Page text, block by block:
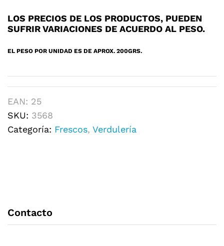
LOS PRECIOS DE LOS PRODUCTOS, PUEDEN
SUFRIR VARIACIONES DE ACUERDO AL PESO.
EL PESO POR UNIDAD ES DE APROX. 200GRS.
EAN: 25
SKU: 3568
Categoría: Frescos, Verdulería
Contacto